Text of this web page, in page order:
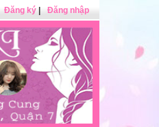
Đăng ký Đăng nhập